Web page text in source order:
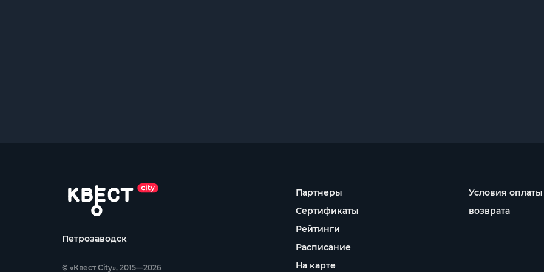
Петрозаводск
© «Квест City», 2015—2026
Партнеры
Сертификаты
Рейтинги
Расписание
На карте
Условия
возврата